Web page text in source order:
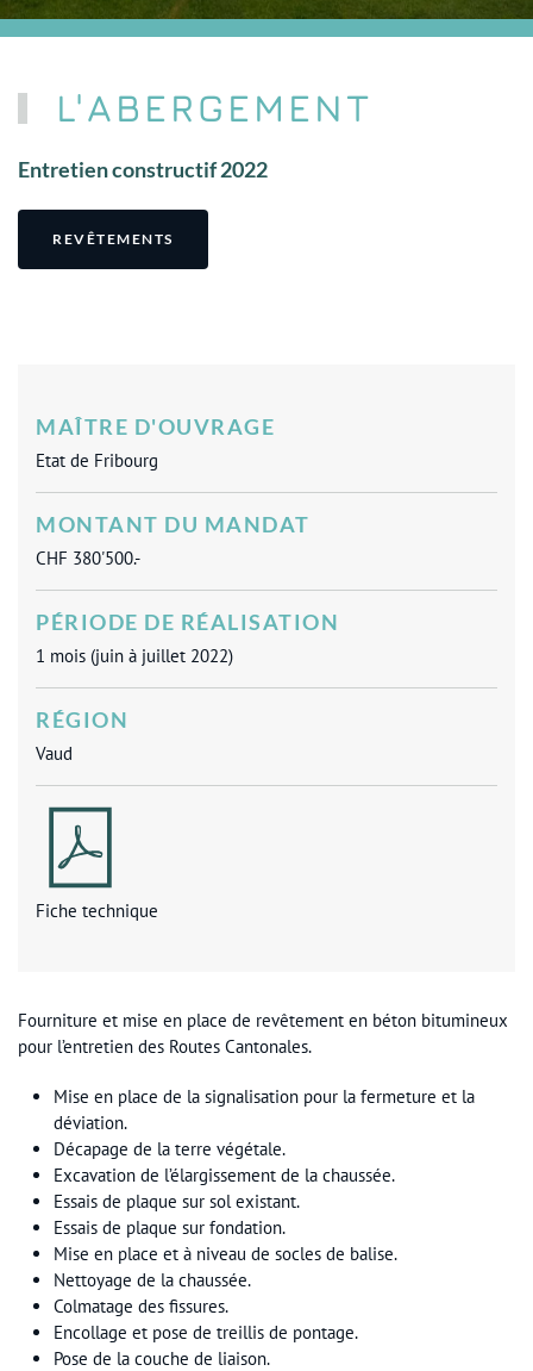
L'ABERGEMENT
Entretien constructif 2022
REVÊTEMENTS
MAÎTRE D'OUVRAGE
Etat de Fribourg
MONTANT DU MANDAT
CHF 380'500.-
PÉRIODE DE RÉALISATION
1 mois (juin à juillet 2022)
RÉGION
Vaud
Fiche technique
Fourniture et mise en place de revêtement en béton bitumineux
pour l’entretien des Routes Cantonales.
Mise en place de la signalisation pour la fermeture et la
déviation.
Décapage de la terre végétale.
Excavation de l’élargissement de la chaussée.
Essais de plaque sur sol existant.
Essais de plaque sur fondation.
Mise en place et à niveau de socles de balise.
Nettoyage de la chaussée.
Colmatage des fissures.
Encollage et pose de treillis de pontage.
Pose de la couche de liaison.